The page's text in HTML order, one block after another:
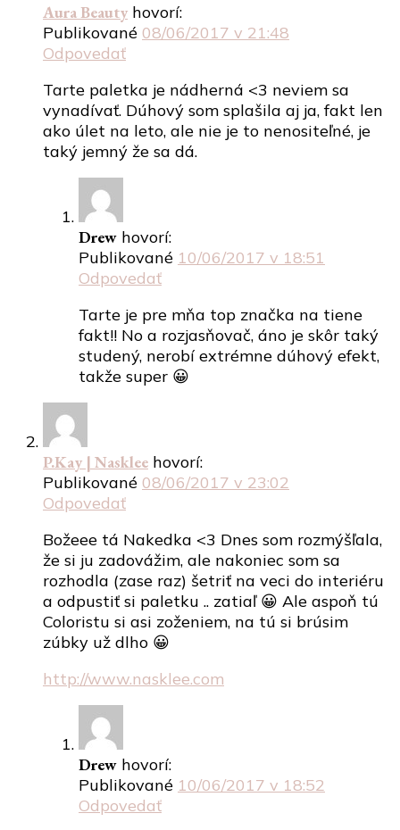
Aura Beauty hovorí:
Publikované 08/06/2017 v 21:48
Odpovedať
Tarte paletka je nádherná <3 neviem sa
vynadívať. Dúhový som splašila aj ja, fakt len
ako úlet na leto, ale nie je to nenositeľné, je
taký jemný že sa dá.
Drew hovorí:
Publikované 10/06/2017 v 18:51
Odpovedať
Tarte je pre mňa top značka na tiene
fakt!! No a rozjasňovač, áno je skôr taký
studený, nerobí extrémne dúhový efekt,
takže super 😀
P.Kay | Nasklee hovorí:
Publikované 08/06/2017 v 23:02
Odpovedať
Božeee tá Nakedka <3 Dnes som rozmýšľala,
že si ju zadovážim, ale nakoniec som sa
rozhodla (zase raz) šetriť na veci do interiéru
a odpustiť si paletku .. zatiaľ 😀 Ale aspoň tú
Coloristu si asi zoženiem, na tú si brúsim
zúbky už dlho 😀
http://www.nasklee.com
Drew hovorí:
Publikované 10/06/2017 v 18:52
Odpovedať